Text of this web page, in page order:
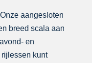
Onze aangesloten
breed scala aan
en
kunt